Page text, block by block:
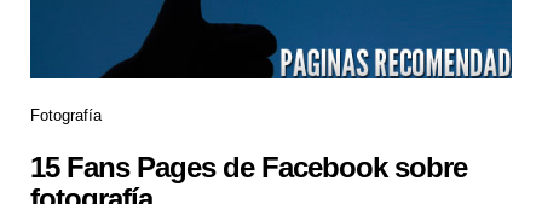
Fotografía
15 Fans Pages de Facebook sobre